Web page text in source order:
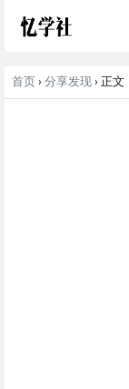
首页 › 分享发现 › 正文